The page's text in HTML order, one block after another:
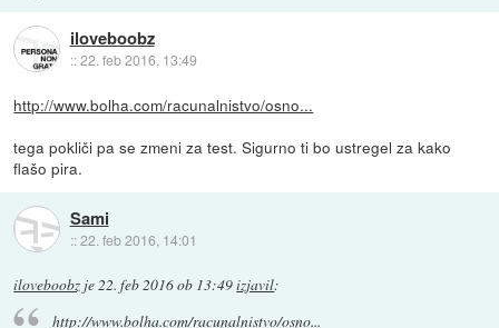
iloveboobz
::22. feb 2016, 13:49
http://www.bolha.com/racunalnistvo/osno...
tega pokliči pa se zmeni za test. Sigurno ti bo ustregel za kako
flašo pira.
Sami
::22. feb 2016, 14:01
iloveboobz je22. feb 2016 ob 13:49izjavil:
http://www.bolha.com/racunalnistvo/osno...